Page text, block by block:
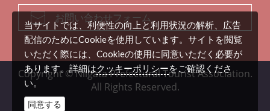
お問い合わせフォーム
Copyright © Niigata Prefectural Tourist Association.
All Rights Reserved.
当サイトでは、利便性の向上と利用状況の解析、広告
配信のためにCookieを使用しています。サイトを閲覧
いただく際には、Cookieの使用に同意いただく必要が
あります。詳細はクッキーポリシーをご確認くださ
い。
同意する